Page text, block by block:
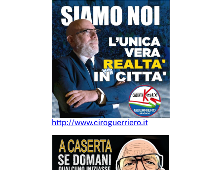
http://www.ciroguerriero.it